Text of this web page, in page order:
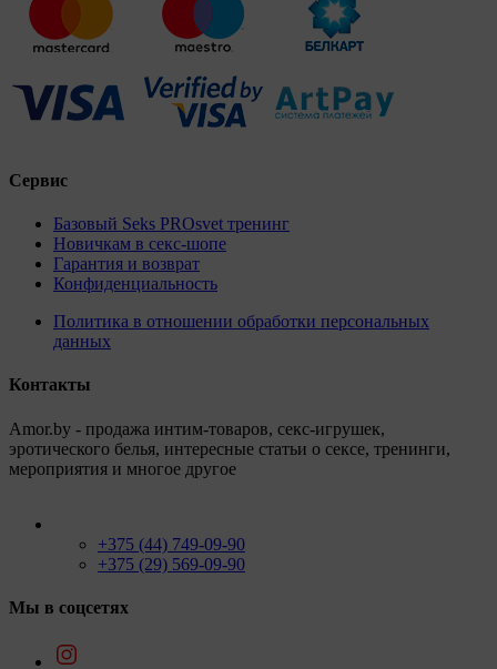
Сервис
Базовый Seks PROsvet тренинг
Новичкам в секс-шопе
Гарантия и возврат
Конфиденциальность
Политика в отношении обработки персональных
данных
Контакты
Amor.by - продажа интим-товаров, секс-игрушек,
эротического белья, интересные статьи о сексе, тренинги,
мероприятия и многое другое
+375 (44) 749-09-90
+375 (29) 569-09-90
Мы в соцсетях